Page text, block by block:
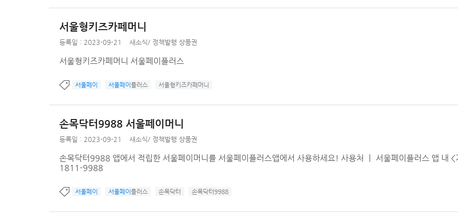
서울형키즈카페머니
등록일 : 2023-09-21 새소식/ 정책발행 상품권
서울형키즈카페머니 서울페이플러스
서울페이 서울페이 플러스 서울형키즈카페머니
손목닥터9988 서울페이머니
등록일 : 2023-09-21 새소식/ 정책발행 상품권
손목닥터9988 앱에서 적립한 서울페이머니를 서울페이플러스앱에서 사용하세요! 사용처 ㅣ 서울페이플러스 앱
1811-9988
서울페이 서울페이 플러스 손목닥터 손목닥터9988